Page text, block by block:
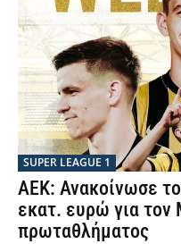
SUPER LEAGUE 1
ΑΕΚ: Ανακοίνωσε
εκατ. ευρώ για τον
πρωταθλήματος